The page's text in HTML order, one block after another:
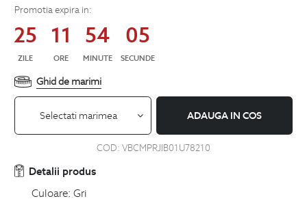
Promotia expira in:
25
ZILE
11
ORE
54
MINUTE
05
SECUNDE
Ghid de marimi
Selectati marimea ADAUGA IN COS
COD: VBCMPRJIB01U78210
Detalii produs
Culoare: Gri